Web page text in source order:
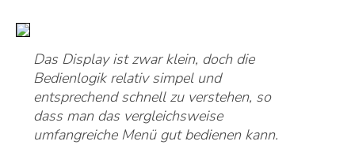
Das Display ist zwar klein, doch die
Bedienlogik relativ simpel und
entsprechend schnell zu verstehen, so
dass man das vergleichsweise
umfangreiche Menü gut bedienen kann.